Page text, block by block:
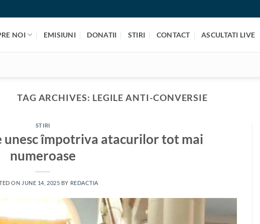
NOI EMISIUNI DONATII STIRI CONTACT ASCULTATI LIVE
TAG ARCHIVES: LEGILE ANTI-CONVERSIE
STIRI
unesc împotriva atacurilor tot mai
numeroase
ON JUNE 14, 2025 BY REDACTIA